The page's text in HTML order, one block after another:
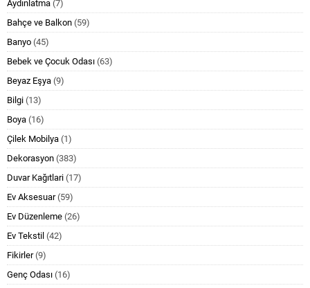
Aydınlatma (7)
Bahçe ve Balkon (59)
Banyo (45)
Bebek ve Çocuk Odası (63)
Beyaz Eşya (9)
Bilgi (13)
Boya (16)
Çilek Mobilya (1)
Dekorasyon (383)
Duvar Kağıtlari (17)
Ev Aksesuar(59)
Ev Düzenleme (26)
Ev Tekstil (42)
Fikirler(9)
Genç Odası (16)